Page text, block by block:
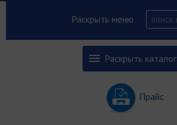
Раскрыть меню
Раскрыть каталог
Прайс